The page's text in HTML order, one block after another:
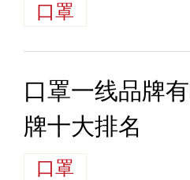
口罩
口罩一线品牌
牌十大排名
口罩